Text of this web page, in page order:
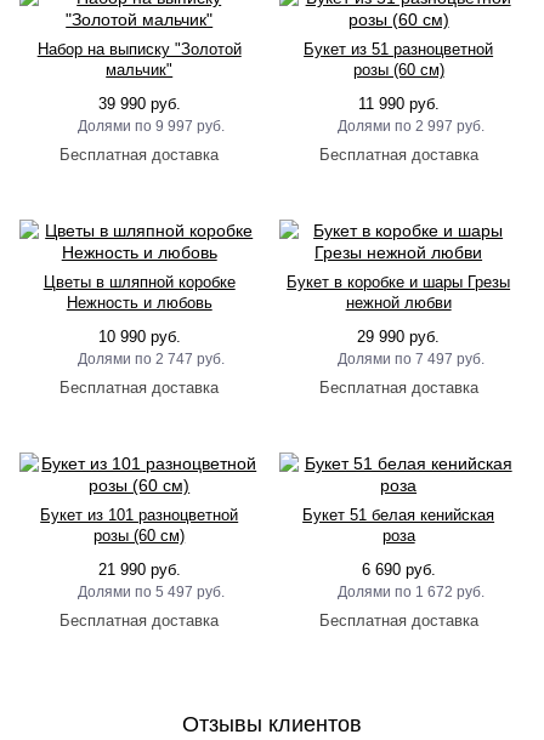
Набор на выписку "Золотой
мальчик"
39 990 руб.
9 997 руб.
Букет из 51 разноцветной
розы (60 см)
11 990 руб.
2 997 руб.
Цветы в шляпной коробке
Нежность и любовь
10 990 руб.
2 747 руб.
Букет в коробке и шары Грезы
нежной любви
29 990 руб.
7 497 руб.
Букет из 101 разноцветной
розы (60 см)
21 990 руб.
5 497 руб.
Букет 51 белая кенийская
роза
6 690 руб.
1 672 руб.
Отзывы клиентов